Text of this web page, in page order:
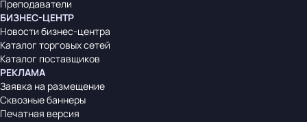
Преподаватели
БИЗНЕС-ЦЕНТР
Новости бизнес-центра
Каталог торговых сетей
Каталог поставщиков
РЕКЛАМА
Заявка на размещение
Сквозные баннеры
Печатная версия